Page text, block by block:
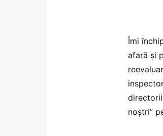
Îmi
afară și
directorii
noștri”